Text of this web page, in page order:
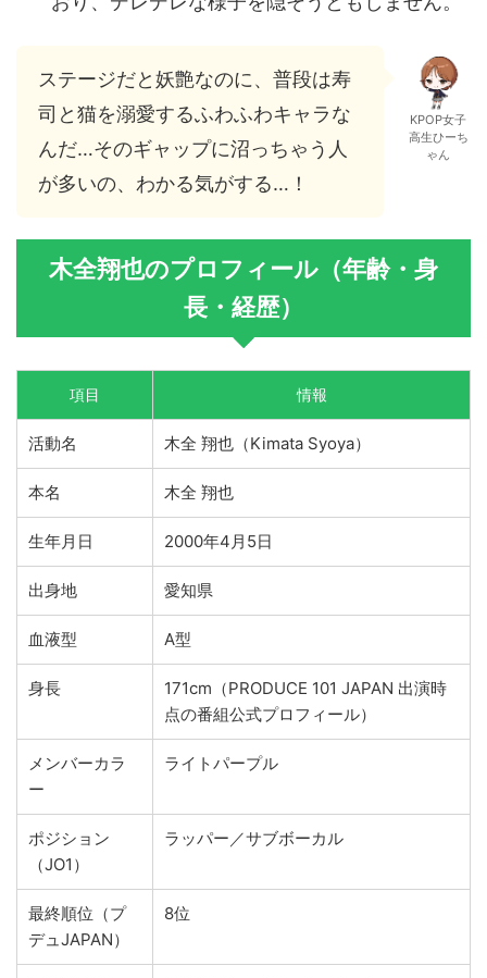
ステージだと妖艶なのに、普段は寿
司と猫を溺愛するふわふわキャラな
んだ…そのギャップに沼っちゃう人
が多いの、わかる気がする…！
KPOP女子
高生ひーち
ゃん
木全翔也のプロフィール（年齢・身
長・経歴）
項目 情報
活動名 木全 翔也（Kimata Syoya）
本名 木全 翔也
生年月日 2000年4月5日
出身地 愛知県
血液型 A型
身長
171cm（PRODUCE 101 JAPAN 出演時
点の番組公式プロフィール）
メンバーカラ
ー
ライトパープル
ポジション
（JO1）
ラッパー／サブボーカル
最終順位（プ
デュJAPAN）
8位